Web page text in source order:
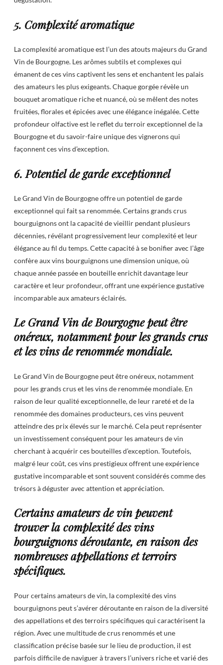
5. Complexité aromatique
La complexité aromatique est l’un des atouts majeurs du Grand
Vin de Bourgogne. Les arômes subtils et complexes qui
émanent de ces vins captivent les sens et enchantent les palais
des amateurs les plus exigeants. Chaque gorgée révèle un
bouquet aromatique riche et nuancé, où se mêlent des notes
fruitées, florales et épicées avec une élégance inégalée. Cette
profondeur olfactive est le reflet du terroir exceptionnel de la
Bourgogne et du savoir-faire unique des vignerons qui
façonnent ces vins d’exception.
6. Potentiel de garde exceptionnel
Le Grand Vin de Bourgogne offre un potentiel de garde
exceptionnel qui fait sa renommée. Certains grands crus
bourguignons ont la capacité de vieillir pendant plusieurs
décennies, révélant progressivement leur complexité et leur
élégance au fil du temps. Cette capacité à se bonifier avec l’âge
confère aux vins bourguignons une dimension unique, où
chaque année passée en bouteille enrichit davantage leur
caractère et leur profondeur, offrant une expérience gustative
incomparable aux amateurs éclairés.
Le Grand Vin de Bourgogne peut être
onéreux, notamment pour les grands crus
et les vins de renommée mondiale.
Le Grand Vin de Bourgogne peut être onéreux, notamment
pour les grands crus et les vins de renommée mondiale. En
raison de leur qualité exceptionnelle, de leur rareté et de la
renommée des domaines producteurs, ces vins peuvent
atteindre des prix élevés sur le marché. Cela peut représenter
un investissement conséquent pour les amateurs de vin
cherchant à acquérir ces bouteilles d’exception. Toutefois,
malgré leur coût, ces vins prestigieux offrent une expérience
gustative incomparable et sont souvent considérés comme des
trésors à déguster avec attention et appréciation.
Certains amateurs de vin peuvent
trouver la complexité des vins
bourguignons déroutante, en raison des
nombreuses appellations et terroirs
spécifiques.
Pour certains amateurs de vin, la complexité des vins
bourguignons peut s’avérer déroutante en raison de la diversité
des appellations et des terroirs spécifiques qui caractérisent la
région. Avec une multitude de crus renommés et une
classification précise basée sur le lieu de production, il est
parfois difficile de naviguer à travers l’univers riche et varié des